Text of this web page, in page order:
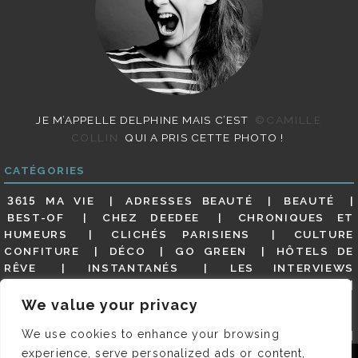
We value your privacy
We use cookies to enhance your browsing
experience, serve personalized ads or content,
JE M’APPELLE DELPHINE MAIS C’EST
©CAMILLE
COLLIN
QUI A PRIS CETTE PHOTO !
CATÉGORIES
3615 MA VIE ADRESSES BEAUTÉ
BEAUTÉ
BEST-OF
CHEZ DEEDEE
CHRONIQUES ET
HUMEURS
CLICHÉS PARISIENS
CULTURE
CONFITURE
DÉCO GO GREEN
HÔTELS DE
RÊVE
INSTANTANÉS
LES INTERVIEWS
MES ADRESSES
MODE NON CLASSÉ
GUIDE
PARIS EN PHOTOS
RESTAURANTS
REVUE DE PRESSE DÉTAILLÉE, SIOU PLAIT